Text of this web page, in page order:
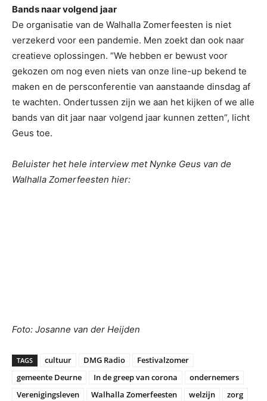
Bands naar volgend jaar
De organisatie van de Walhalla Zomerfeesten is niet
verzekerd voor een pandemie. Men zoekt dan ook naar
creatieve oplossingen. “We hebben er bewust voor
gekozen om nog even niets van onze line-up bekend te
maken en de persconferentie van aanstaande dinsdag af
te wachten. Ondertussen zijn we aan het kijken of we alle
bands van dit jaar naar volgend jaar kunnen zetten”, licht
Geus toe.
Beluister het hele interview met Nynke Geus van de
Walhalla Zomerfeesten hier:
Foto: Josanne van der Heijden
TAGS cultuur DMG Radio
Festivalzomer
gemeente Deurne
In de greep van corona
ondernemers
Verenigingsleven
Walhalla Zomerfeesten welzijn zorg